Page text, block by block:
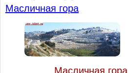
Масличная гора
Масличная гора